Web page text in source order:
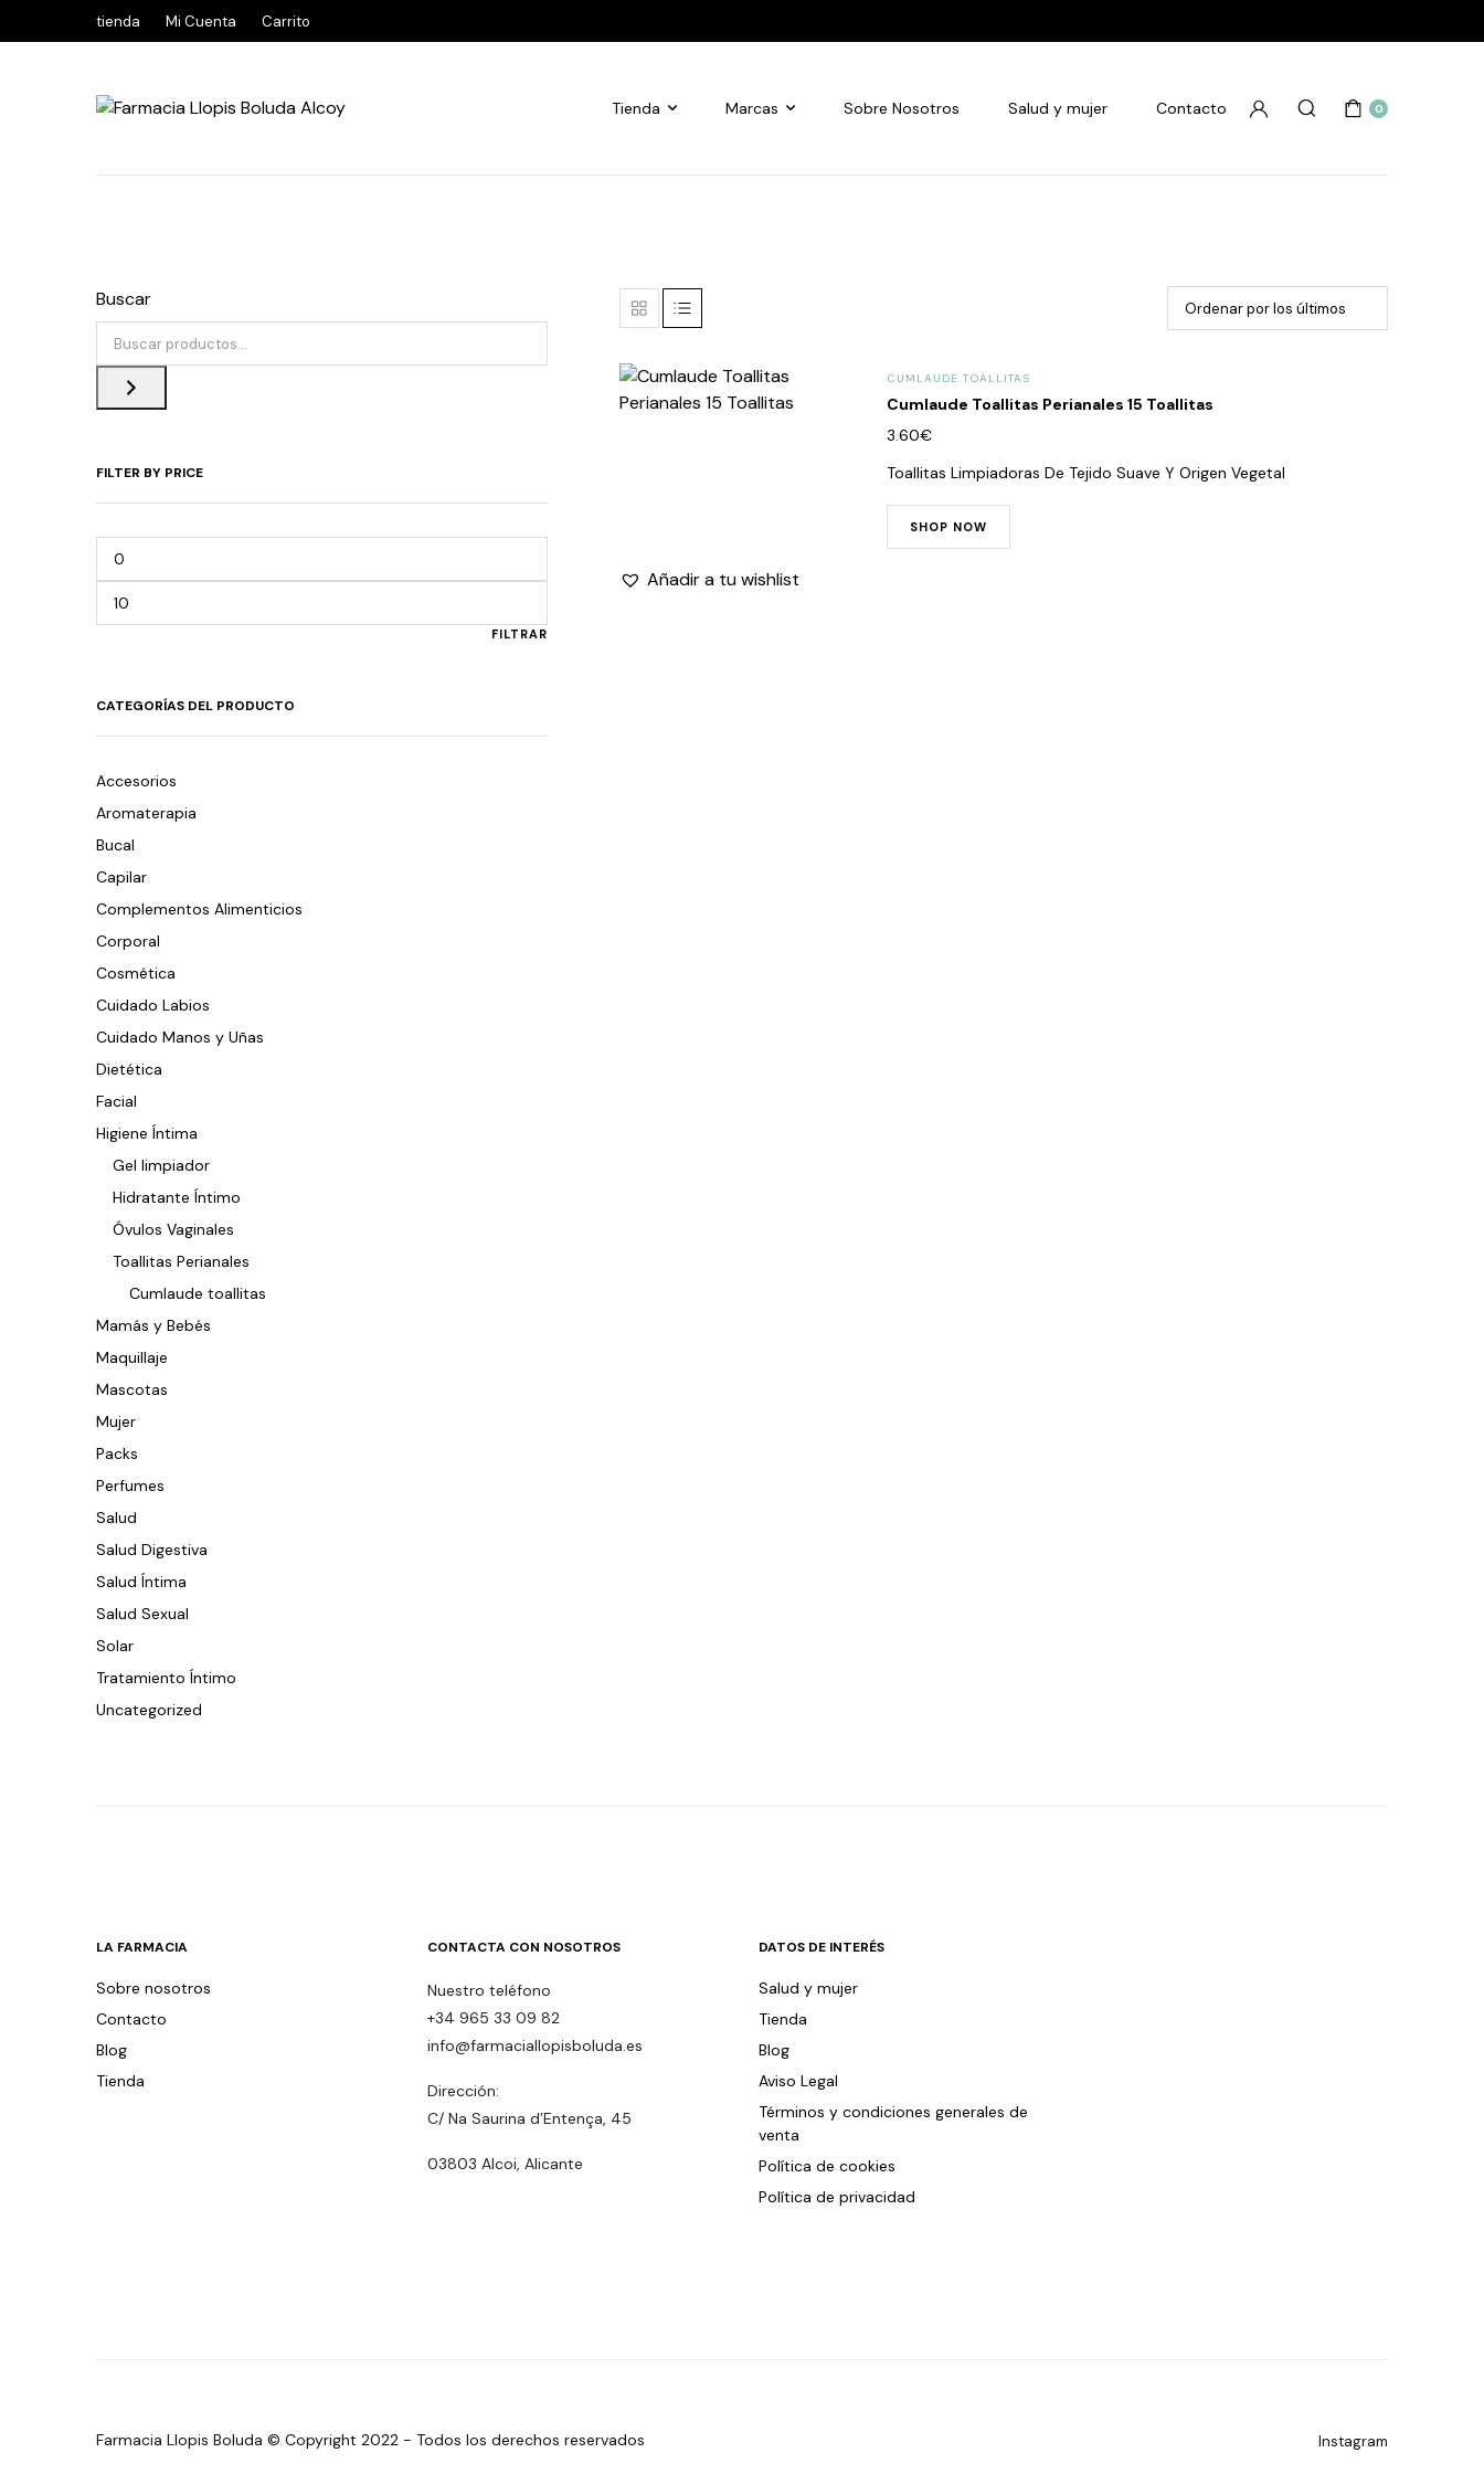
tienda Mi Cuenta Carrito
Tienda Marcas Sobre Nosotros Salud y mujer Contacto 0
Buscar
FILTER BY PRICE
mínimo
máximo
FILTRAR
CATEGORÍAS DEL PRODUCTO
Accesorios
Aromaterapia
Bucal
Capilar
Complementos Alimenticios
Corporal
Cosmética
Cuidado Labios
Cuidado Manos y Uñas
Dietética
Facial
Higiene Íntima
Gel limpiador
Hidratante Íntimo
Óvulos Vaginales
Toallitas Perianales
Cumlaude toallitas
Mamás y Bebés
Maquillaje
Mascotas
Mujer
Packs
Perfumes
Salud
Salud Digestiva
Salud Íntima
Salud Sexual
Solar
Tratamiento Íntimo
Uncategorized
CUMLAUDE TOALLITAS
Cumlaude Toallitas Perianales 15 Toallitas
3.60€
Toallitas Limpiadoras De Tejido Suave Y Origen Vegetal
SHOP NOW
Añadir a tu wishlist
LA FARMACIA
Sobre nosotros
Contacto
Blog
Tienda
CONTACTA CON NOSOTROS
Nuestro teléfono
+34 965 33 09 82
info@farmaciallopisboluda.es
Dirección:
C/ Na Saurina d’Entença, 45
03803 Alcoi, Alicante
DATOS DE INTERÉS
Salud y mujer
Tienda
Blog
Aviso Legal
Términos y condiciones generales de
venta
Política de cookies
Política de privacidad
Farmacia Llopis Boluda © Copyright 2022 - Todos los derechos reservados Instagram